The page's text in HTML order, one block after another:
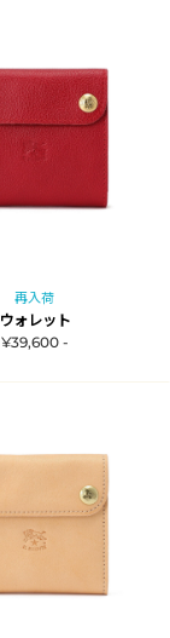
再入荷
ウォレット
¥39,600 -